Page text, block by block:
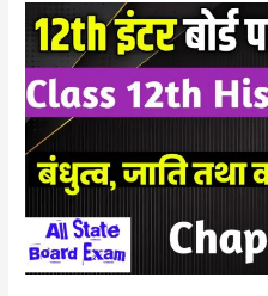
Class
12th
History
Chapter
3
Objective
Question
बंधुत्व,
जाति
तथा